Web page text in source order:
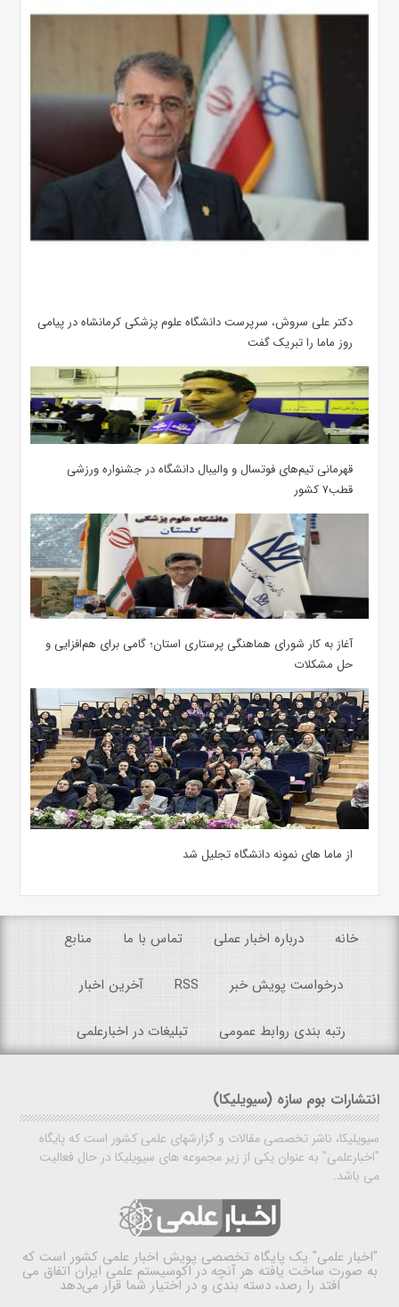
دکتر علی سروش، سرپرست دانشگاه علوم پزشکی کرمانشاه در پیامی
روز ماما را تبریک گفت
قهرمانی تیم‌های فوتسال و والیبال دانشگاه در جشنواره ورزشی
قطب۷ کشور
آغاز به کار شورای هماهنگی پرستاری استان؛ گامی برای هم‌افزایی و
حل مشکلات
از ماما های نمونه دانشگاه تجلیل شد
خانه درباره اخبار عملی تماس با ما منابع
درخواست پویش خبر RSS آخرین اخبار
رتبه بندی روابط عمومی تبلیغات در اخبارعلمی
انتشارات بوم سازه (سیویلیکا)
سیویلیکا، ناشر تخصصی مقالات و گزارشهای علمی کشور است که پایگاه
"اخبارعلمی" به عنوان یکی از زیر مجموعه های سیویلیکا در حال فعالیت
می باشد.
"اخبار علمی" یک پایگاه تخصصی پویش اخبار علمی کشور است که
به صورت ساخت یافته هر آنچه در اکوسیستم علمی ایران اتفاق می
افتد را رصد، دسته بندی و در اختیار شما قرار می‌دهد